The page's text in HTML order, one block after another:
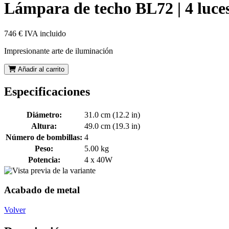
Lámpara de techo BL72 | 4
746 € IVA incluido
Impresionante arte de iluminación
Añadir al carrito
Especificaciones
Diámetro:
31.0 cm (12.2 in)
Altura:
49.0 cm (19.3 in)
Número de bombillas: 4
Peso:
5.00 kg
Potencia:
4 x 40W
Acabado de metal
Volver